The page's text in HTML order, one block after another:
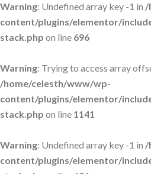
Warning: Undefined array key -1 in /
content/plugins/elementor/
stack.php on line 696
Warning: Trying to access array
/home/celesth/www/wp-
content/plugins/elementor/
stack.php on line 1141
Warning: Undefined array key -1 in /
content/plugins/elementor/